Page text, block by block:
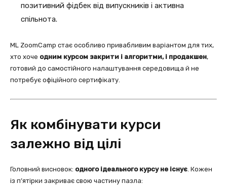
позитивний фідбек від випускників і активна
спільнота.
ML ZoomCamp стає особливо привабливим варіантом для тих,
хто хоче одним курсом закрити і алгоритми, і продакшен,
готовий до самостійного налаштування середовища й не
потребує офіційного сертифікату.
Як комбінувати курси
залежно від цілі
Головний висновок: одного ідеального курсу не існує . Кожен
із п’ятірки закриває свою частину пазла: